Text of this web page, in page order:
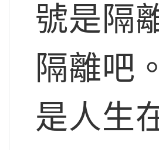
號是隔
隔離吧
是人生